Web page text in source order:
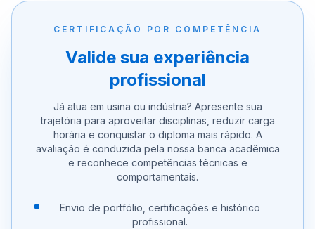
CERTIFICAÇÃO POR COMPETÊNCIA
Valide sua experiência
profissional
Já atua em usina ou indústria? Apresente sua
trajetória para aproveitar disciplinas, reduzir carga
horária e conquistar o diploma mais rápido. A
avaliação é conduzida pela nossa banca acadêmica
e reconhece competências técnicas e
comportamentais.
Envio de portfólio, certificações e histórico
profissional.